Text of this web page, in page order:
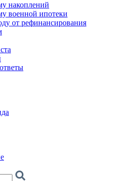
накоплений
военной ипотеки
от рефинансирования